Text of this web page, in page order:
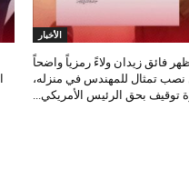
الأخبار
فائق زيدان ولاءً رمزياً واضحاً
تمثال للمهندس في منزله،
توقيف بحق الرئيس الأمريكي...